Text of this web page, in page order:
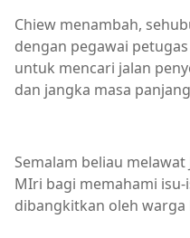
Chiew menambah,
dengan pegawai
untuk mencari jalan
dan jangka masa
Semalam beliau
MIri bagi memahami
dibangkitkan oleh warga